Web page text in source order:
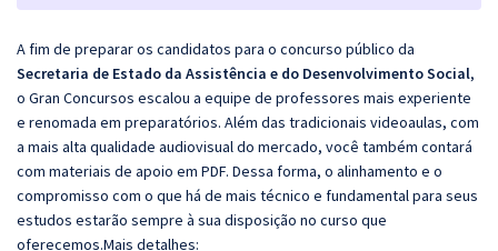
A fim de preparar os candidatos para o concurso público da
Secretaria de Estado da Assistência e do Desenvolvimento Social,
o Gran Concursos escalou a equipe de professores mais experiente
e renomada em preparatórios. Além das tradicionais videoaulas, com
a mais alta qualidade audiovisual do mercado, você também contará
com materiais de apoio em PDF. Dessa forma, o alinhamento e o
compromisso com o que há de mais técnico e fundamental para seus
estudos estarão sempre à sua disposição no curso que
oferecemos.Mais detalhes: